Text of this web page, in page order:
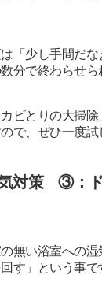
「少し手間だ
分で終わらせら
ビとりの大掃
で、ぜひ一度試
対策 ③：
無い浴室への
す」という事で